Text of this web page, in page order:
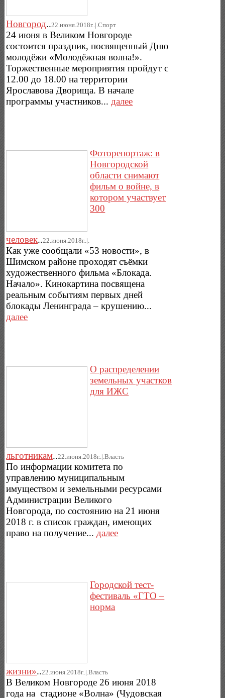
Новгород..22.июня.2018г..|.Спорт
24 июня в Великом Новгороде
состоится праздник, посвященный Дню
молодёжи «Молодёжная волна!».
Торжественные мероприятия пройдут с
12.00 до 18.00 на территории
Ярославова Дворища. В начале
программы участников... далее
Фоторепортаж: в
Новгородской
области снимают
фильм о войне, в
котором участвует
300
человек..22.июня.2018г..|.
Как уже сообщали «53 новости», в
Шимском районе проходят съёмки
художественного фильма «Блокада.
Начало». Кинокартина посвящена
реальным событиям первых дней
блокады Ленинграда – крушению...
далее
О распределении
земельных участков
для ИЖС
льготникам..22.июня.2018г..|.Власть
По информации комитета по
управлению муниципальным
имуществом и земельными ресурсами
Администрации Великого
Новгорода, по состоянию на 21 июня
2018 г. в список граждан, имеющих
право на получение... далее
Городской тест-
фестиваль «ГТО –
норма
жизни»..22.июня.2018г..|.Власть
В Великом Новгороде 26 июня 2018
года на стадионе «Волна» (Чудовская